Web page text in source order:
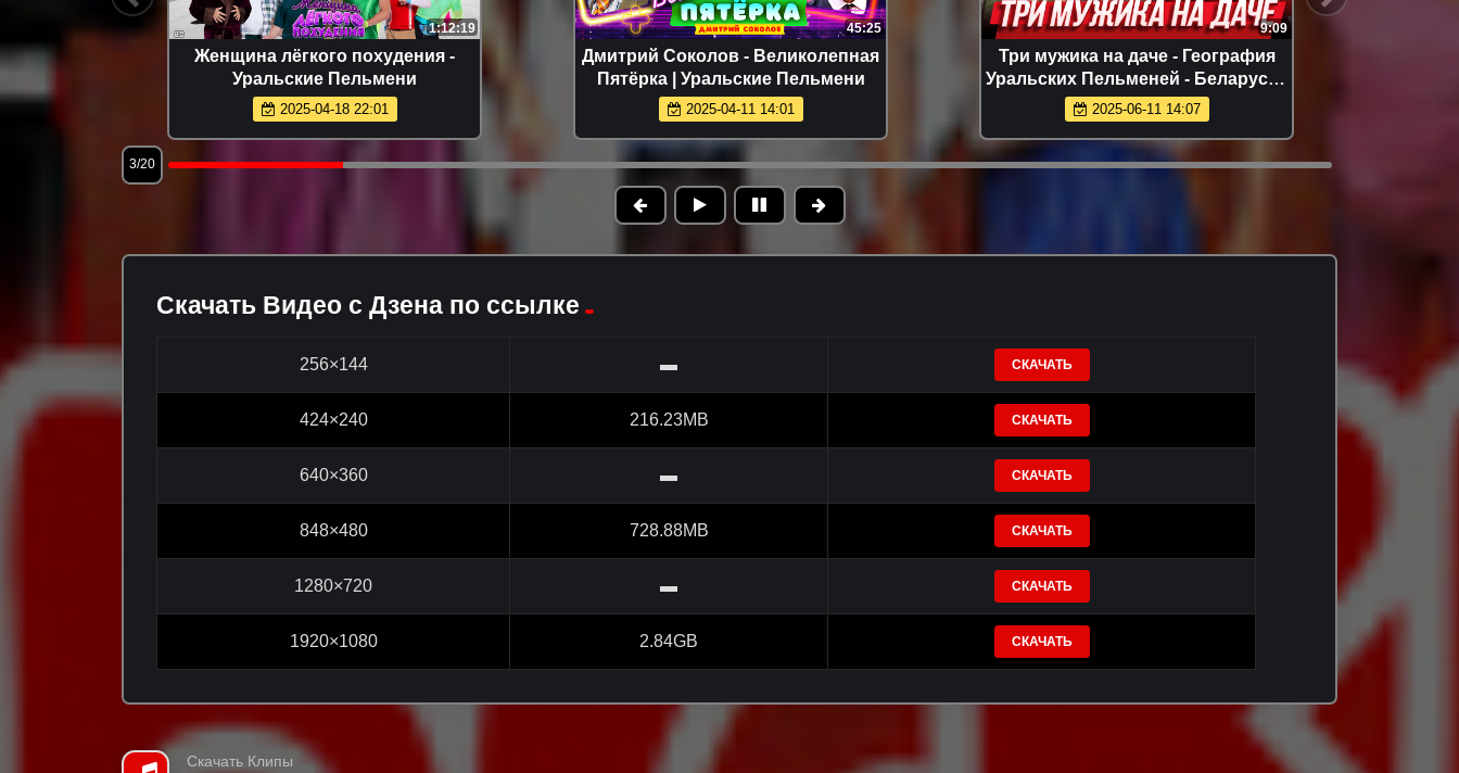
Сила |
1:12:19
Женщина лёгкого похудения -
Уральские Пельмени
2025-04-18 22:01
45:25
Дмитрий Соколов - Великолепная
Пятёрка | Уральские Пельмени
2025-04-11 14:01
9:09
Три мужика на даче - География
Уральских Пельменей - Беларусь |
Уральские Пельмени
2025-06-11 14:07
3/20
Скачать Видео с Дзена по ссылке
256×144 ▬ СКАЧАТЬ
424×240 216.23MB СКАЧАТЬ
640×360 ▬ СКАЧАТЬ
848×480 728.88MB СКАЧАТЬ
1280×720 ▬ СКАЧАТЬ
1920×1080 2.84GB СКАЧАТЬ
Скачать Клипы